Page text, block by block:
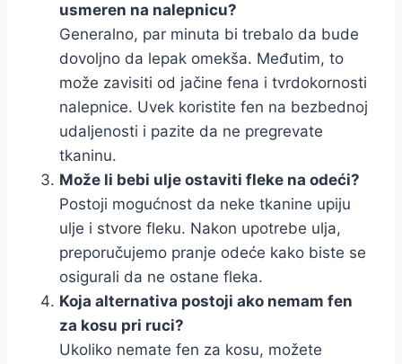
usmeren na nalepnicu?
Generalno, par minuta bi trebalo da bude
dovoljno da lepak omekša. Međutim, to
može zavisiti od jačine fena i tvrdokornosti
nalepnice. Uvek koristite fen na bezbednoj
udaljenosti i pazite da ne pregrevate
tkaninu.
Može li bebi ulje ostaviti fleke na odeći?
Postoji mogućnost da neke tkanine upiju
ulje i stvore fleku. Nakon upotrebe ulja,
preporučujemo pranje odeće kako biste se
osigurali da ne ostane fleka.
Koja alternativa postoji ako nemam fen
za kosu pri ruci?
Ukoliko nemate fen za kosu, možete